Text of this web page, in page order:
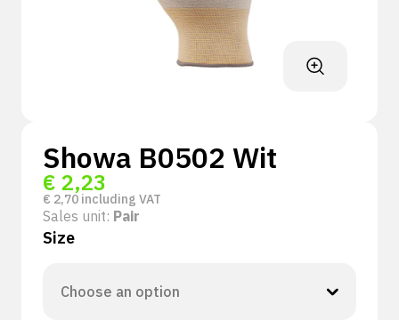
Showa B0502 Wit
€ 2,23
€ 2,70 including VAT
Sales unit: Pair
Size